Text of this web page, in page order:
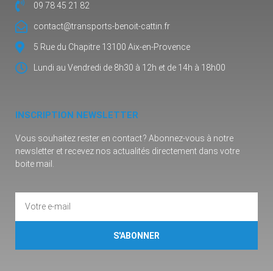
09 78 45 21 82
contact@transports-benoit-cattin.fr
5 Rue du Chapitre 13100 Aix-en-Provence
Lundi au Vendredi de 8h30 à 12h et de 14h à 18h00
INSCRIPTION NEWSLETTER
Vous souhaitez rester en contact ? Abonnez-vous à notre
newsletter et recevez nos actualités directement dans votre
boite mail.
S'ABONNER